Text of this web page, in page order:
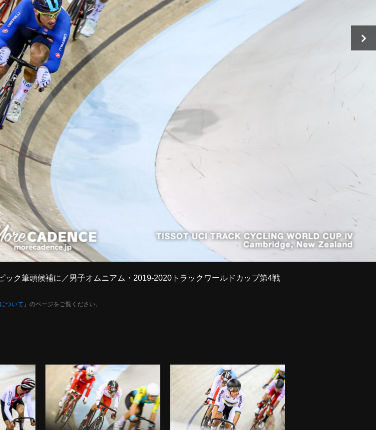
ック筆頭候補に／男子オムニアム・2019-2020トラックワールドカップ第4戦
ついて 』のページをご覧ください。